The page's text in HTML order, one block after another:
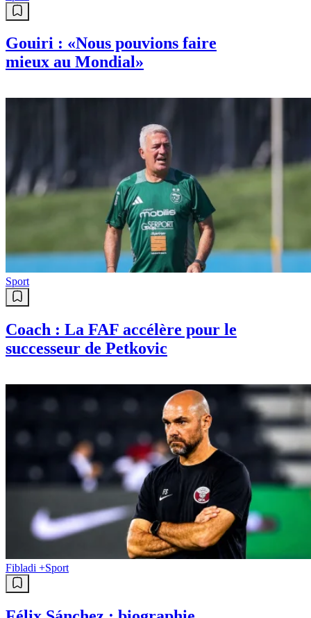
Sport
Gouiri : «Nous pouvions faire
mieux au Mondial»
Sport
Coach : La FAF accélère pour le
successeur de Petkovic
Fibladi +